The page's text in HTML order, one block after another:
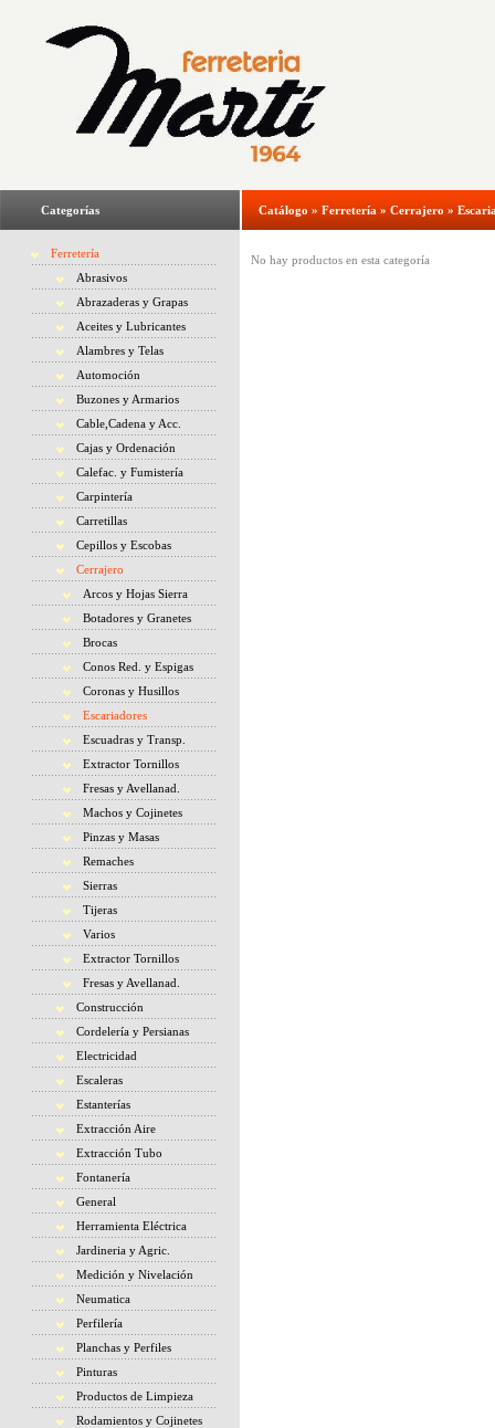
Categorías
Ferretería
Abrasivos
Abrazaderas y Grapas
Aceites y Lubricantes
Alambres y Telas
Automoción
Buzones y Armarios
Cable,Cadena y Acc.
Cajas y Ordenación
Calefac. y Fumistería
Carpintería
Carretillas
Cepillos y Escobas
Cerrajero
Arcos y Hojas Sierra
Botadores y Granetes
Brocas
Conos Red. y Espigas
Coronas y Husillos
Escariadores
Escuadras y Transp.
Extractor Tornillos
Fresas y Avellanad.
Machos y Cojinetes
Pinzas y Masas
Remaches
Sierras
Tijeras
Varios
Extractor Tornillos
Fresas y Avellanad.
Construcción
Cordelería y Persianas
Electricidad
Escaleras
Estanterías
Extracción Aire
Extracción Tubo
Fontanería
General
Herramienta Eléctrica
Jardineria y Agric.
Medición y Nivelación
Neumatica
Perfilería
Planchas y Perfiles
Pinturas
Productos de Limpieza
Rodamientos y Cojinetes
Catálogo » Ferretería » Cerrajero »
No hay productos en esta categoría